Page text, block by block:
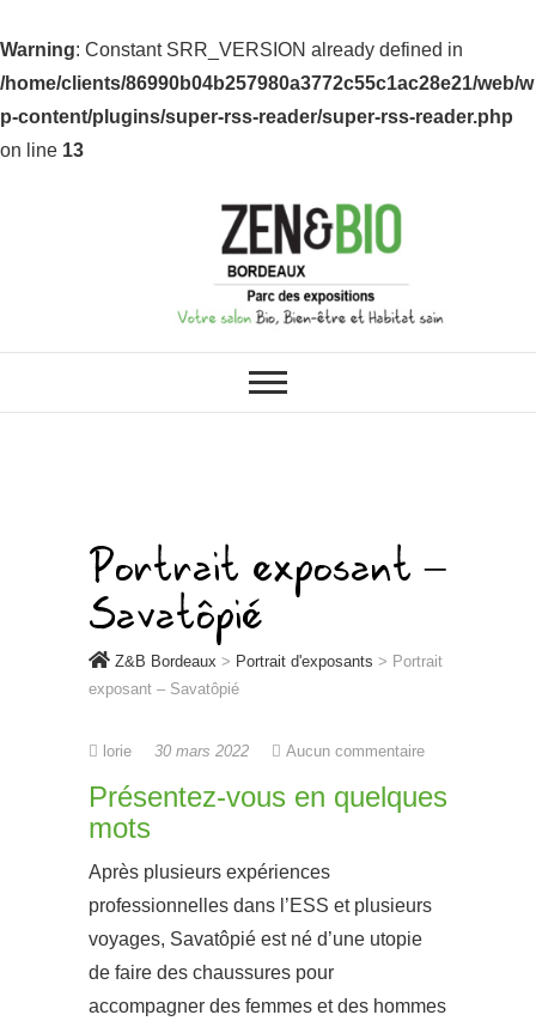
Warning: Constant SRR_VERSION already defined in
/home/clients/86990b04b257980a3772c55c1ac28e21/web/w
p-content/plugins/super-rss-reader/super-rss-reader.php
on line 13
Z&B Bordeaux
ZEN & BIO : VOS SALONS BIO,
BIEN-ÊTRE ET HABITAT SAIN
Portrait exposant –
Savatôpié
Z&B Bordeaux > Portrait d'exposants > Portrait
exposant – Savatôpié
lorie 30 mars 2022 Aucun commentaire
Présentez-vous en quelques
mots
Après plusieurs expériences
professionnelles dans l’ESS et plusieurs
voyages, Savatôpié est né d’une utopie
de faire des chaussures pour
accompagner des femmes et des hommes